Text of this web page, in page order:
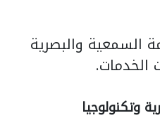
السمعية والبصرية
الخدمات.
وتكنولوجيا